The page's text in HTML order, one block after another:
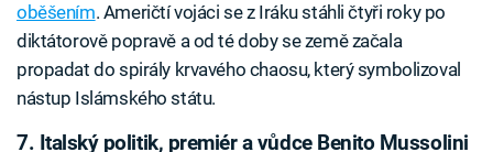
oběšením. Američtí vojáci se z Iráku stáhli čtyři roky po
diktátorově popravě a od té doby se země začala
propadat do spirály krvavého chaosu, který symbolizoval
nástup Islámského státu.
7. Italský politik, premiér a vůdce Benito Mussolini